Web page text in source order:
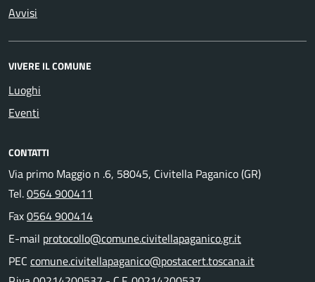
Avvisi
VIVERE IL COMUNE
Luoghi
Eventi
CONTATTI
Via primo Maggio n .6, 58045, Civitella Paganico (GR)
Tel.0564 900411
Fax0564 900414
E-mail protocollo@comune.civitellapaganico.gr.it
PEC comune.civitellapaganico@postacert.toscana.it